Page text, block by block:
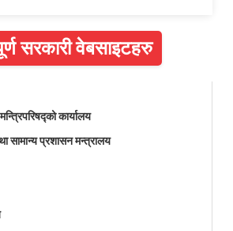
सरकारी वेबसाइटहरु
कार्यालय
सामान्य प्रशासन मन्त्रालय